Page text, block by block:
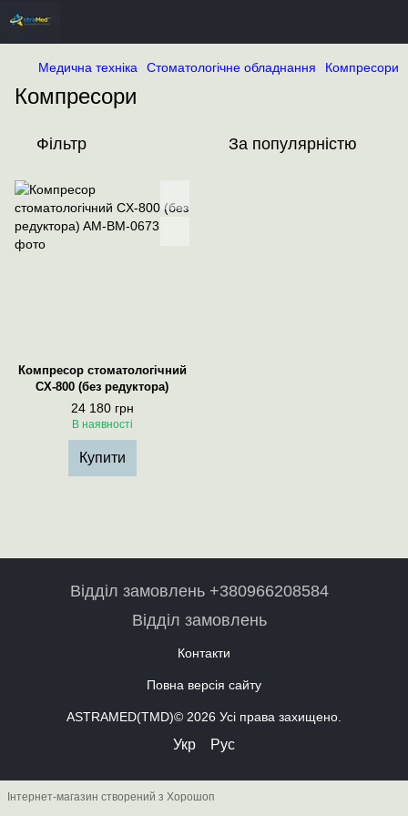
Медична техніка Стоматологічне обладнання Компресори
Компресори
Фільтр За популярністю
Компресор стоматологічний
CX-800 (без редуктора)
24 180 грн
В наявності
Купити
Відділ замовлень +380966208584
Відділ замовлень
Контакти
Повна версія сайту
ASTRAMED(TMD)© 2026 Усі права захищено.
Укр Рус
Інтернет-магазин створений з Хорошоп